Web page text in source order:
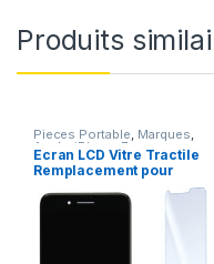
Produits
Pieces Portable, Marques,
Apple iPhone 7
Ecran LCD Vitre Tractile
Remplacement pour